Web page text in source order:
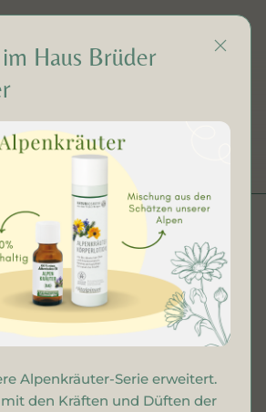
Atemkraft
Haus Brüder
Alpenkräuter-Serie erweitert.
mit den Kräften und Düften der